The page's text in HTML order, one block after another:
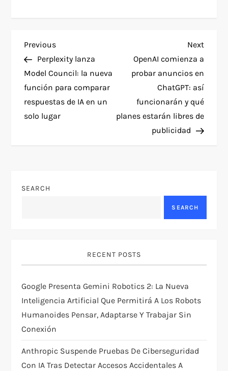
P
o
s
t
v
a
t
i
o
n
Previous
Post
Previous
Perplexity lanza
Model Council: la nueva
función para comparar
respuestas de IA en un
solo lugar
Next
Post
Next
OpenAI comienza a
probar anuncios en
ChatGPT: así
funcionarán y qué
planes estarán libres de
publicidad
SEARCH
SEARCH
RECENT POSTS
Google Presenta Gemini Robotics 2: La Nueva
Inteligencia Artificial Que Permitirá A Los Robots
Humanoides Pensar, Adaptarse Y Trabajar Sin
Conexión
Anthropic Suspende Pruebas De Ciberseguridad
Con IA Tras Detectar Accesos Accidentales A